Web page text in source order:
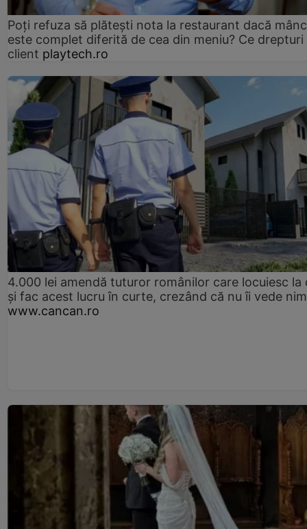
Poți refuza să plătești nota la restaurant dacă
este complet diferită de cea din meniu? Ce drepturi
client playtech.ro
4.000 lei amendă tuturor românilor care locuiesc la
și fac acest lucru în curte, crezând că nu îi vede
www.cancan.ro